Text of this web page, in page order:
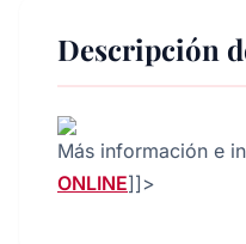
Descripción
Más información e
ONLINE]]>